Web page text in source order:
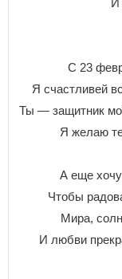
И
С 23
Я счастливей
Ты — защитник
Я желаю
А еще хочу
Чтобы
Мира,
И любви